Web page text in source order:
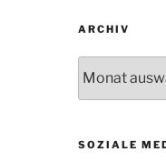
ARCHIV
SOZIALE